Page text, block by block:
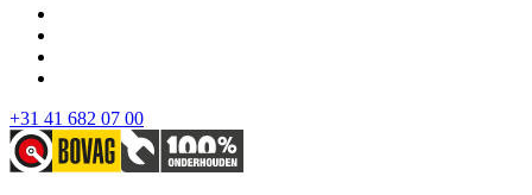
+31 41 682 07 00